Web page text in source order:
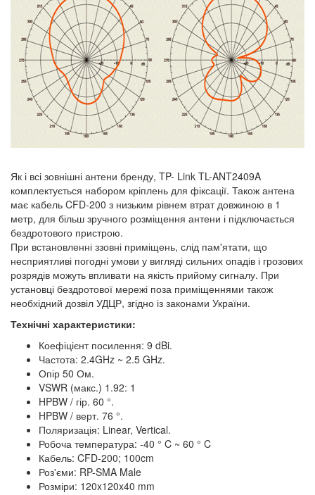
Як і всі зовнішні антени бренду, TP- Link TL-ANT2409A
комплектується набором кріплень для фіксації. Також антена
має кабель CFD-200 з низьким рівнем втрат довжиною в 1
метр, для більш зручного розміщення антени і підключається
бездротового пристрою.
При встановленні ззовні приміщень, слід пам'ятати, що
несприятливі погодні умови у вигляді сильних опадів і грозових
розрядів можуть впливати на якість прийому сигналу. При
установці бездротової мережі поза приміщеннями також
необхідний дозвіл УДЦР, згідно із законами України.
Технічні характеристики:
Коефіцієнт посилення: 9 dBi.
Частота: 2.4GHz ~ 2.5 GHz.
Опір 50 Ом.
VSWR (макс.) 1.92: 1
HPBW / гір. 60 °.
HPBW / верт. 76 °.
Поляризація: Linear, Vertical.
Робоча температура: -40 ° C ~ 60 ° C
Кабель: CFD-200; 100cm
Роз'єми: RP-SMA Male
Розміри: 120x120x40 mm